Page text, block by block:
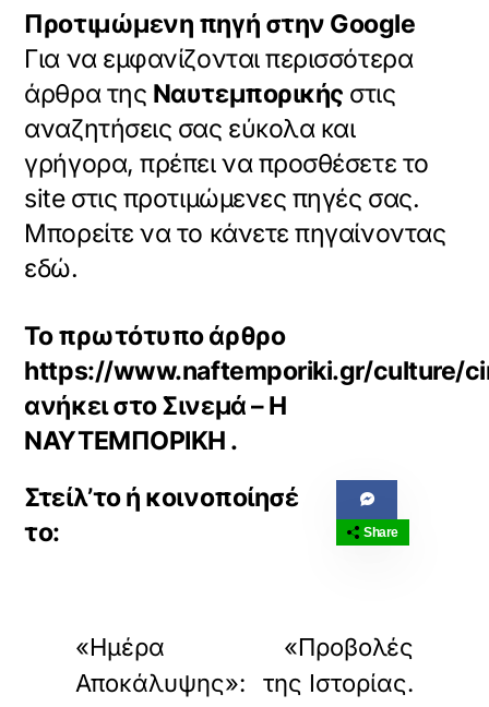
Προτιμώμενη πηγή στην Google
Για να εμφανίζονται περισσότερα
άρθρα της Ναυτεμπορικής στις
αναζητήσεις σας εύκολα και
γρήγορα, πρέπει να προσθέσετε το
site στις προτιμώμενες πηγές σας.
Μπορείτε να το κάνετε πηγαίνοντας
εδώ.
Το πρωτότυπο άρθρο
https://www.naftemporiki.gr/culture/
ανήκει στοΣινεμά – Η
ΝΑΥΤΕΜΠΟΡΙΚΗ .
Share
«Ημέρα
Αποκάλυψης»:
«Προβολές
της Ιστορίας.